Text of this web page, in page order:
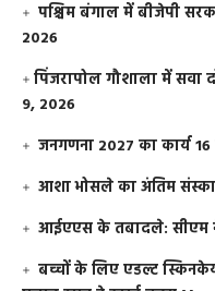
पश्चिम बंगाल में बीजेपी
2026
​पिंजरापोल गौशाला में सवा
9, 2026
जनगणना 2027 का कार्य
आशा भोसले का अंतिम
आईएएस के तबादले: सीएम
बच्चों के लिए एडल्ट